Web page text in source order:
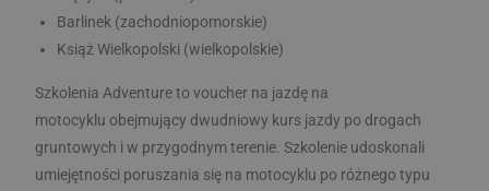
Barlinek (zachodniopomorskie)
Książ Wielkopolski (wielkopolskie)
Szkolenia Adventure to voucher na jazdę na
motocyklu obejmujący dwudniowy kurs jazdy po drogach
gruntowych i w przygodnym terenie. Szkolenie udoskonali
umiejętności poruszania się na motocyklu po różnego typu
Niesklasyfikowane